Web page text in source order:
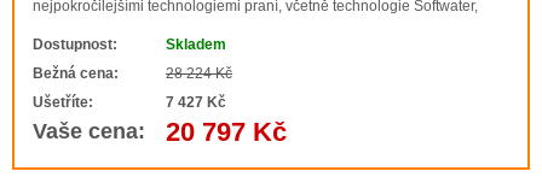
nejpokročilejšími technologiemi praní, včetně technologie Softwater,
Pračka PureWash zaručuje šetrné pr..
Dostupnost:
Skladem
Bežná cena:
28 224 Kč
Ušetříte:
7 427 Kč
Vaše cena: 20 797 Kč